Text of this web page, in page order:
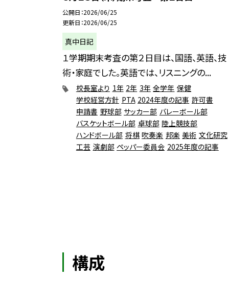
公開日 2026/06/25
更新日 2026/06/25
真中日記
１学期期末考査の第２日目は、国語、英語、技
術・家庭でした。英語では、リスニングの...
校長室より 1年 2年 3年 全学年 保健
学校経営方針 PTA 2024年度の記事 許可書
申請書 野球部 サッカー部 バレーボール部
バスケットボール部 卓球部 陸上競技部
ハンドボール部 将棋 吹奏楽 邦楽 美術 文化研究
工芸 演劇部 ペッパー委員会 2025年度の記事
構成